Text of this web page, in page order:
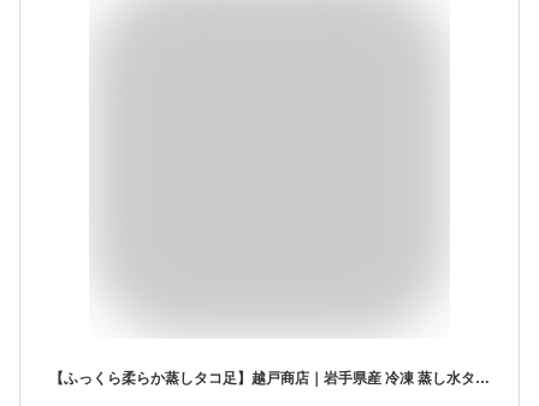
【ふっくら柔らか蒸しタコ足】越戸商店｜岩手県産 冷凍 蒸し水タコ足 1kg(約2~5本) 三陸産 真空パック お刺身 水蛸 ミズダコ 蒸しタコ足 たこ 新鮮 カルパッチョ タコ飯 唐揚げ アヒージョ